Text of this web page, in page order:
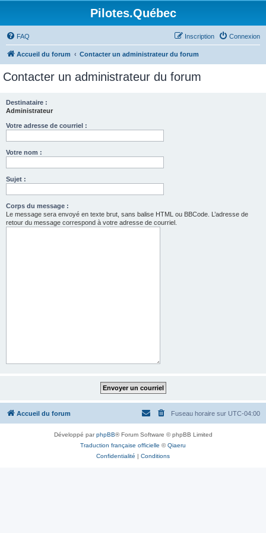
Pilotes.Québec
FAQ Connexion
Inscription
Accueil du forum Contacter un administrateur du forum
Contacter un administrateur du forum
Destinataire :
Administrateur
Votre adresse de courriel :
Votre nom :
Sujet :
Corps du message :
Le message sera envoyé en texte brut, sans balise HTML ou BBCode. L’adresse de
retour du message correspond à votre adresse de courriel.
Accueil du forum Fuseau horaire sur UTC-04:00
Développé parphpBB® Forum Software © phpBB Limited
Traduction française officielle ©Qiaeru
Confidentialité | Conditions